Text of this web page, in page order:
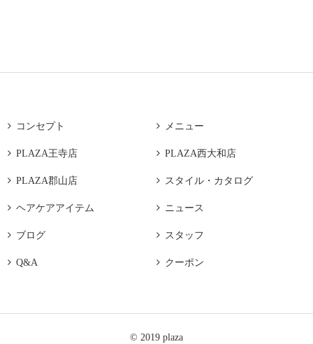
 コンセプト  メニュー
 PLAZA王寺店  PLAZA西大和店
 PLAZA郡山店  スタイル・カタログ
 ヘアケアアイテム  ニュース
 ブログ  スタッフ
 Q&A  クーポン
© 2019 plaza